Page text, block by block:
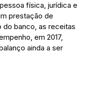
física, jurídica e
prestação de
banco, as receitas
em 2017,
ainda a ser